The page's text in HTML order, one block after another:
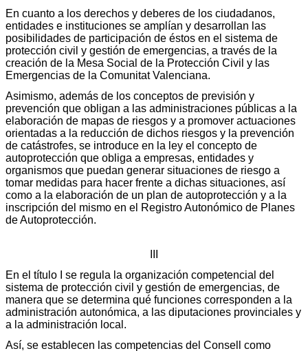
En cuanto a los derechos y deberes de los ciudadanos,
entidades e instituciones se amplían y desarrollan las
posibilidades de participación de éstos en el sistema de
protección civil y gestión de emergencias, a través de la
creación de la Mesa Social de la Protección Civil y las
Emergencias de la Comunitat Valenciana.
Asimismo, además de los conceptos de previsión y
prevención que obligan a las administraciones públicas a la
elaboración de mapas de riesgos y a promover actuaciones
orientadas a la reducción de dichos riesgos y la prevención
de catástrofes, se introduce en la ley el concepto de
autoprotección que obliga a empresas, entidades y
organismos que puedan generar situaciones de riesgo a
tomar medidas para hacer frente a dichas situaciones, así
como a la elaboración de un plan de autoprotección y a la
inscripción del mismo en el Registro Autonómico de Planes
de Autoprotección.
En el título I se regula la organización competencial del
sistema de protección civil y gestión de emergencias, de
manera que se determina qué funciones corresponden a la
administración autonómica, a las diputaciones provinciales y
a la administración local.
Así, se establecen las competencias del Consell como